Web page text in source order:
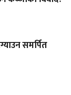
समर्पित